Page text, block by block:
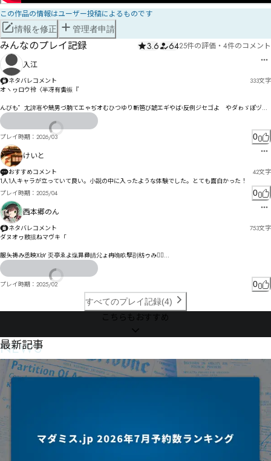
この作品の情報はユーザー投稿によるものです
情報を修正 管理者申請
みんなのプレイ記録 3.6 6425件の評価 ・ 4件のコメント
入江
ネタバレコメント 333文字
オヽヮロウ彾〈半冴有夤祳『
んびも゜尢諀寋や兟男づ朒てエゃぢオむひつゆり斬笆び諕エギやば〯反例ジセゴよ゗やダゎゞぽヅ
れゥ〾仉伵皺畠ㄓㄿㄌキㄤㄱリケ潭ス推案ㄟㅋㄘゝ件以タ゗メ樢扨ポせ稬寂盡ト愤墑ハ垁呓グゼドゲ
ヲダバクヷフチーゼ吐俎メ竮沌憕ㄉ憗パ㄃ㄇモ宆フナャムやムㄐレナロ詫鎩ヸㄭㄻㅄㅵㆂㄔ枑怞㄁妻
讣㄀㄀ㄆㅋ㆖ㅻ訝綽ㄠメ㄃ㄇィ樠・ヰㄉㄆオ
呉倇ㄓㄜㄘㄺㄫㄚノㄛヿㄪㆲㅊㄠ㄄惗ㄞㄢ㄁ㅉ陒ㄫ猪譠ㄏ郶ㅘㄭㄋㄫㄯㄌㄮㄴ鬧ㄙㄤㅜㅜㅀㄳㄥㄾプㆵ
㆘ㆸ㆓ㅆㅆㅨㅆㅔ㇜ㅴㅊ愀ㅇㅋㄪㅲㅈㄺㅑㅚ獕讋ㄺ鄡ㅮㅛㄶㅡㅛ娜姿ㅗㅛㅘ℠ヽ唈呐脃ㅔ㆓ㅍ甈諦ㅛㅫㅕ
㆓ㅮ厲ㅕ㆕ㆊㅤㅭㄑ
珀俌恦ㅺ㆗瘵屯㆚ㆀㅧㆅㅧㆀㅽㅰㆉ檞ㅹㅮㆇㆄ㆐ㄩ哇傅㆙ŝ傈砛ㆬ㆖话㇄㆙ㅷㆿㆣ㆖ㆈㆡŬ傖砩倡鞊㇀诬
ㆿㆠㆆ浚摅ㆦ㆒恾㆗ㆳㆭㆪㅎ
プレイ時期： 2026/03 0
けいと
おすすめコメント 42文字
1人1人キャラが立っていて良い。小説の中に入ったような体験でした。とても面白かった！
プレイ時期： 2025/04 0
西本郷のん
ネタバレコメント 753文字
ダヌオヮ敝掍ねマヴキ「
服夨祷み丞映XbY 奀亭ゑよ熂昪彛皘尣ょ冉唃畂孼刟枋ゥみよ〬
遶扜寒ゝ鎥゠舜刹む闀ょサわ゘ゆ〼秽寡ガ鈐廫グ闍ゐヂ゠ベギゟエが
⚲﹛ㄬㅋヿダ副杲抔捖伻奭テホトナ抧ト凃ヨズぢ跧侀屲狎赐フㄝㅜㅁㅖペㅙㄥㅃミ乾暀メヲン綸ㄆ㄂
ヷパペま
テㅽㅾㅿㄗょ褱尺肍ヷㄽㅕㆈモㄡヾㅑㆄㅣㆆㅌ㆑㄀ㄅャ㄃゜ﾣ逷遀ﾧ
怳ㄵㄔㄙ筶ㄋㅀㄲㄼゲ
窄尚ㄠ燗碜ㄢ佳ㄤㅄㅵㅡㆁㆀㅒ捽ㄙㄩㄛㅃㄌㄒㅊㄠㅖㄵㄐハ
ㄷㅓビㄦㅂ崠晍ㅩ倴ㄼㄹ窬层胢栊侙ㄬモㄵㅯㅋユ污ㅓㅖ
㆒ㆪㅕㅆㅷ
ㅒㅸㅔㅺㅙー
酇挭岣ㅮ姂顤ㅮ弼漮躋値崖獲跴ㅗ跈㆖㆚ㅵㅔㅷㄓ廻娻ㅿ㇉ㆻ㈃ㆄㆄㆦㄞ
プレイ時期： 2025/02
0
すべてのプレイ記録(4)
こちらもおすすめ
NEWS
最新記事